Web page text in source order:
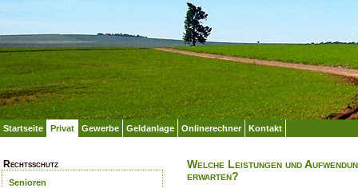
Startseite Privat Gewerbe Geldanlage Onlinerechner Kontakt
Rechtsschutz
Senioren
Welche Leistungen und
erwarten?